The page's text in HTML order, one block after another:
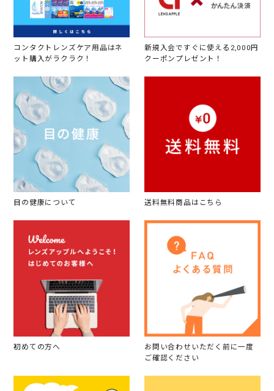
コンタクトレンズケア用品はネ
ット購入がラクラク！
新規入会ですぐに使える2,000円
クーポンプレゼント！
目の健康について 送料無料商品はこちら
初めての方へ
お問い合わせいただく前に一度
ご確認ください